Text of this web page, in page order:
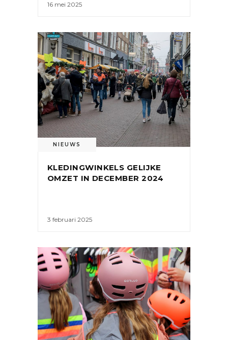
16 mei 2025
NIEUWS
KLEDINGWINKELS GELIJKE
OMZET IN DECEMBER 2024
3 februari 2025